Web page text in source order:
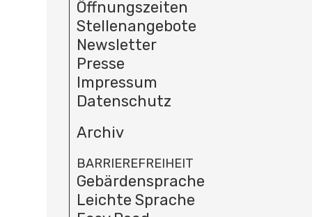
Öffnungszeiten
Stellenangebote
Newsletter
Presse
Impressum
Datenschutz
Archiv
BARRIEREFREIHEIT
Gebärdensprache
Leichte Sprache